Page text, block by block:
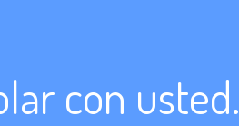
con usted.